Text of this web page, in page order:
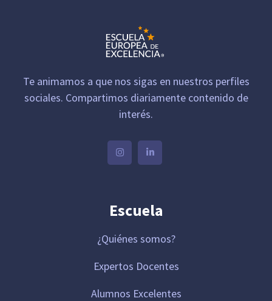
Te animamos a que nos sigas en nuestros perfiles
sociales. Compartimos diariamente contenido de
interés.
Escuela
¿Quiénes somos?
Expertos Docentes
Alumnos Excelentes